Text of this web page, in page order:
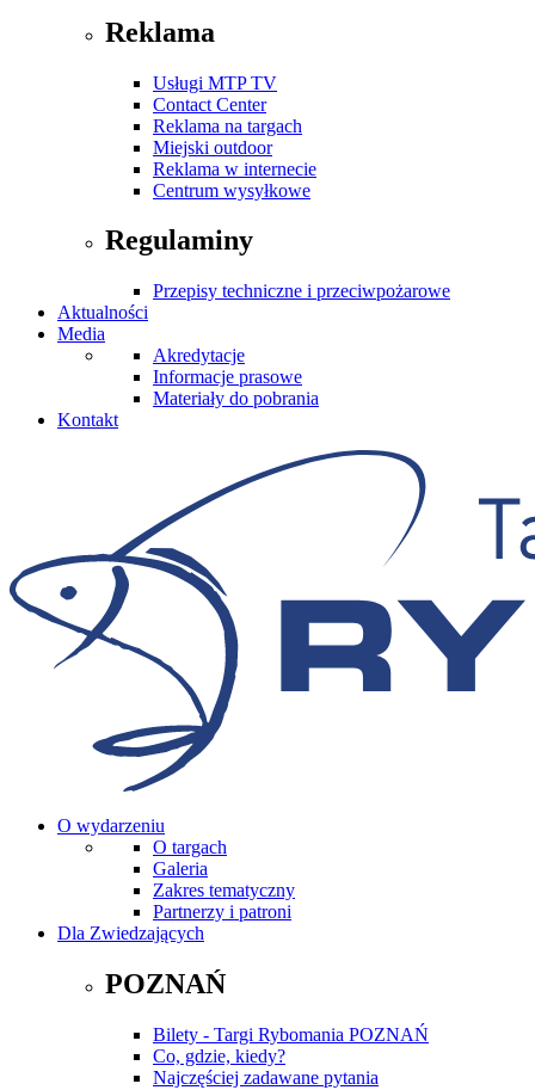
Reklama
Usługi MTP TV
Contact Center
Reklama na targach
Miejski outdoor
Reklama w internecie
Centrum wysyłkowe
Regulaminy
Przepisy techniczne i przeciwpożarowe
Aktualności
Media
Akredytacje
Informacje prasowe
Materiały do pobrania
Kontakt
O wydarzeniu
O targach
Galeria
Zakres tematyczny
Partnerzy i patroni
Dla Zwiedzających
POZNAŃ
Bilety - Targi Rybomania POZNAŃ
Co, gdzie, kiedy?
Najczęściej zadawane pytania